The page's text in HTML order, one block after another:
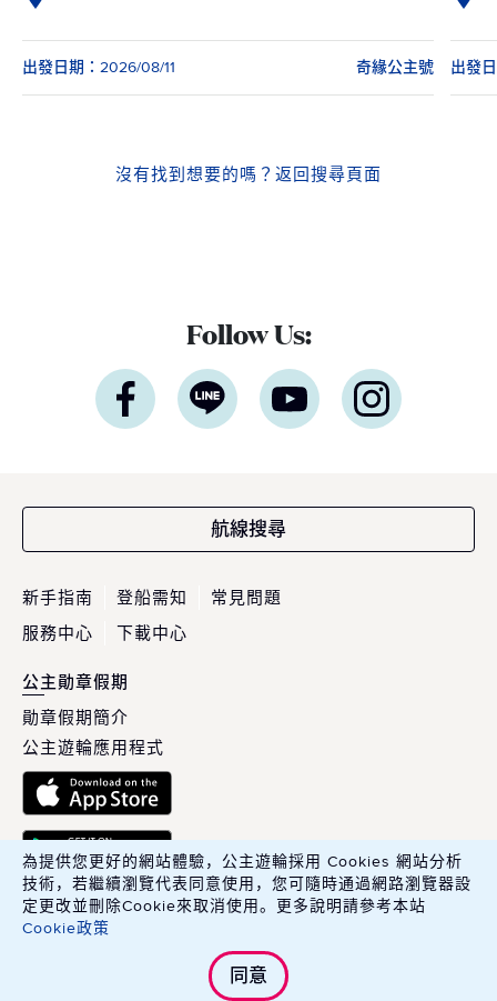
出發日期：2026/08/11 奇緣公主號 出發
沒有找到想要的嗎？ 返回搜尋頁面
Follow Us:
航線搜尋
新手指南 登船需知
常見問題
服務中心
下載中心
公主勛章假期
勛章假期簡介
公主遊輪應用程式
英商康年華旅行社股份有限公司臺灣分公司 Carnival PLC, Taiwan
Branch.
為提供您更好的網站體驗，公主遊輪採用 Cookies 網站分析
技術，若繼續瀏覽代表同意使用，您可隨時通過網路瀏覽器設
定更改並刪除Cookie來取消使用。更多說明請參考本站
Cookie政策
同意